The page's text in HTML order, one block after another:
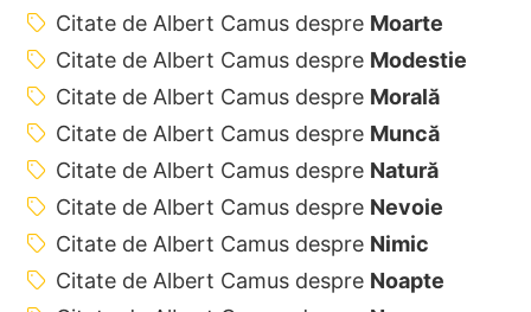
Citate de Albert Camus despre Moarte
Citate de Albert Camus despre Modestie
Citate de Albert Camus despre Morală
Citate de Albert Camus despre Muncă
Citate de Albert Camus despre Natură
Citate de Albert Camus despre Nevoie
Citate de Albert Camus despre Nimic
Citate de Albert Camus despre Noapte